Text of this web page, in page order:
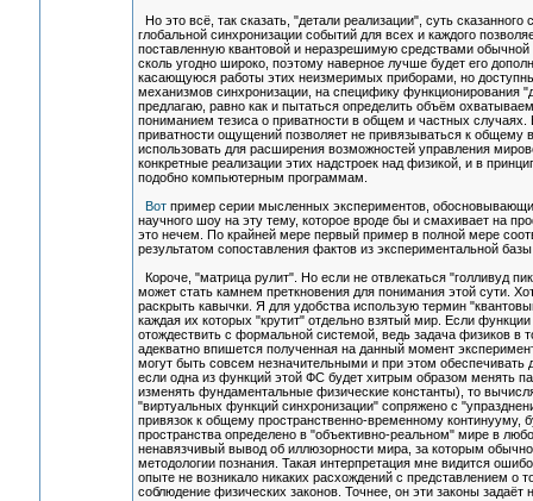
Но это всё, так сказать, "детали реализации", суть
глобальной синхронизации событий для всех и каждого
поставленную квантовой и неразрешимую средствами обычной
сколь угодно широко, поэтому наверное лучше будет его
касающуюся работы этих неизмеримых приборами, но
механизмов синхронизации, на специфику функционирования
предлагаю, равно как и пытаться определить объём
пониманием тезиса о приватности в общем и частных
приватности ощущений позволяет не привязываться к общему
использовать для расширения возможностей управления
конкретные реализации этих надстроек над физикой, и в
подобно компьютерным программам.
Вотпример серии мысленных экспериментов,
научного шоу на эту тему, которое вроде бы и смахивает на
это нечем. По крайней мере первый пример в полной мере
результатом сопоставления фактов из экспериментальной
Короче, "матрица рулит". Но если не отвлекаться "голливуд
может стать камнем преткновения для понимания этой сути.
раскрыть кавычки. Я для удобства использую термин
каждая их которых "крутит" отдельно взятый мир. Если
отождествить с формальной системой, ведь задача физиков в
адекватно впишется полученная на данный момент
могут быть совсем незначительными и при этом
если одна из функций этой ФС будет хитрым образом менять
изменять фундаментальные физические константы), то
"виртуальных функций синхронизации" сопряжено с
привязок к общему пространственно-временному континууму,
пространства определено в "объективно-реальном" мире в
ненавязчивый вывод об иллюзорности мира, за которым
методологии познания. Такая интерпретация мне видится
опыте не возникало никаких расхождений с представлением о
соблюдение физических законов. Точнее, он эти законы